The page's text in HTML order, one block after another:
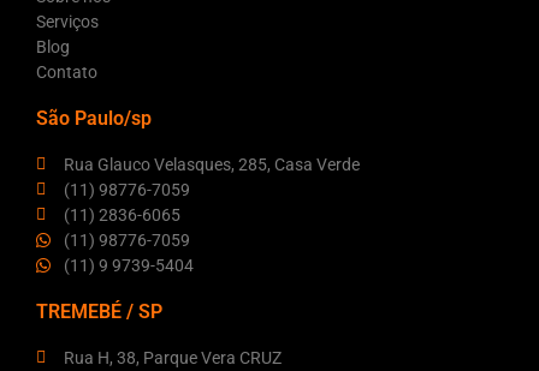
Serviços
Blog
Contato
São Paulo/sp
Rua Glauco Velasques, 285, Casa Verde
(11) 98776-7059
(11) 2836-6065
(11) 98776-7059
(11) 9 9739-5404
TREMEBÉ / SP
Rua H, 38, Parque Vera CRUZ